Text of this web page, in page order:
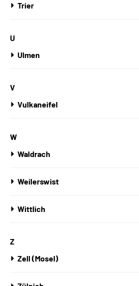
Trier
U
Ulmen
V
Vulkaneifel
W
Waldrach
Weilerswist
Wittlich
Z
Zell (Mosel)